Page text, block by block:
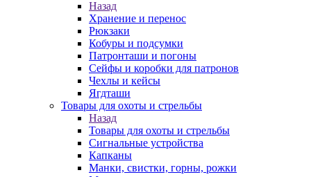
Назад
Хранение и перенос
Рюкзаки
Кобуры и подсумки
Патронташи и погоны
Сейфы и коробки для патронов
Чехлы и кейсы
Ягдташи
Товары для охоты и стрельбы
Назад
Товары для охоты и стрельбы
Сигнальные устройства
Капканы
Манки, свистки, горны, рожки